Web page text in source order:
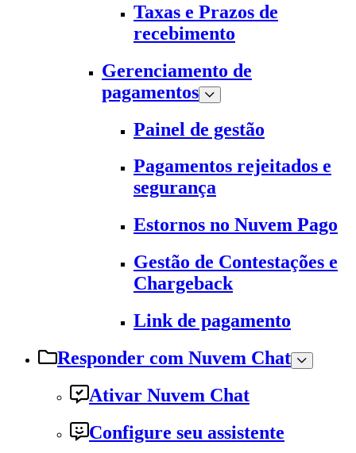
Taxas e Prazos de
recebimento
Gerenciamento de
pagamentos
Painel de gestão
Pagamentos rejeitados e
segurança
Estornos no Nuvem Pago
Gestão de Contestações e
Chargeback
Link de pagamento
Responder com Nuvem Chat
Ativar Nuvem Chat
Configure seu assistente